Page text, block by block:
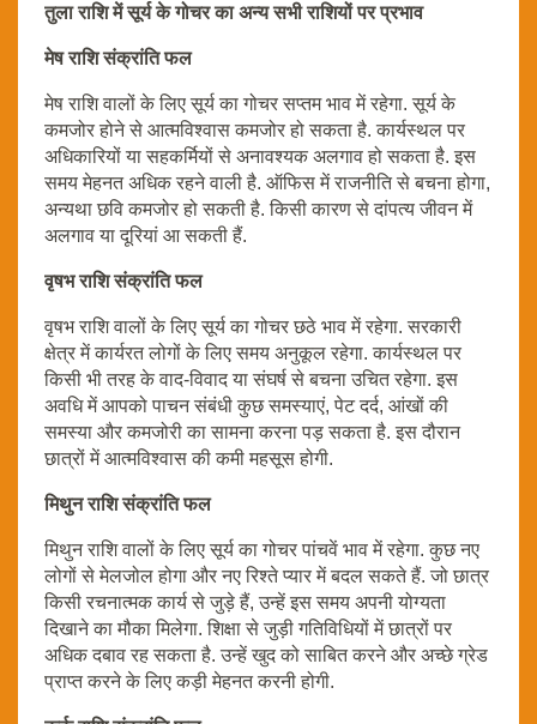
तुला राशि में सूर्य के गोचर का अन्य सभी राशियों पर प्रभाव
मेष राशि संक्रांति फल
मेष राशि वालों के लिए सूर्य का गोचर सप्तम भाव में रहेगा. सूर्य के
कमजोर होने से आत्मविश्वास कमजोर हो सकता है. कार्यस्थल पर
अधिकारियों या सहकर्मियों से अनावश्यक अलगाव हो सकता है. इस
समय मेहनत अधिक रहने वाली है. ऑफिस में राजनीति से बचना होगा,
अन्यथा छवि कमजोर हो सकती है. किसी कारण से दांपत्य जीवन में
अलगाव या दूरियां आ सकती हैं.
वृषभ राशि संक्रांति फल
वृषभ राशि वालों के लिए सूर्य का गोचर छठे भाव में रहेगा. सरकारी
क्षेत्र में कार्यरत लोगों के लिए समय अनुकूल रहेगा. कार्यस्थल पर
किसी भी तरह के वाद-विवाद या संघर्ष से बचना उचित रहेगा. इस
अवधि में आपको पाचन संबंधी कुछ समस्याएं, पेट दर्द, आंखों की
समस्या और कमजोरी का सामना करना पड़ सकता है. इस दौरान
छात्रों में आत्मविश्वास की कमी महसूस होगी.
मिथुन राशि संक्रांति फल
मिथुन राशि वालों के लिए सूर्य का गोचर पांचवें भाव में रहेगा. कुछ नए
लोगों से मेलजोल होगा और नए रिश्ते प्यार में बदल सकते हैं. जो छात्र
किसी रचनात्मक कार्य से जुड़े हैं, उन्हें इस समय अपनी योग्यता
दिखाने का मौका मिलेगा. शिक्षा से जुड़ी गतिविधियों में छात्रों पर
अधिक दबाव रह सकता है. उन्हें खुद को साबित करने और अच्छे ग्रेड
प्राप्त करने के लिए कड़ी मेहनत करनी होगी.